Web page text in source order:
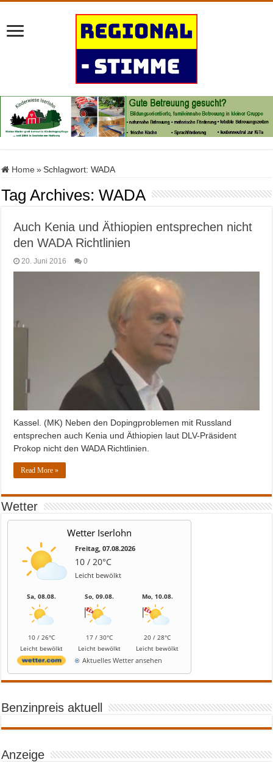
Home » Schlagwort:WADA
Tag Archives:WADA
Auch Kenia und Äthiopien entsprechen nicht
den WADA Richtlinien
20. Juni 2016 0
Kassel. (MK) Neben den Dopingproblemen mit Russland
entsprechen auch Kenia und Äthiopien laut DLV-Präsident
Prokop nicht den WADA Richtlinien.
Read More »
Wetter
Wetter Iserlohn
Freitag, 07.08.2026
10 / 20°C
Leicht bewölkt
Sa, 08.08.
10 / 26°C
Leicht bewölkt
So, 09.08.
17 / 30°C
Leicht bewölkt
Mo, 10.08.
20 / 28°C
Leicht bewölkt
Aktuelles Wetter ansehen
Benzinpreis aktuell
Anzeige